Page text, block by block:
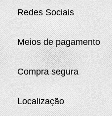
Redes Sociais
Meios de pagamento
Compra segura
Localização